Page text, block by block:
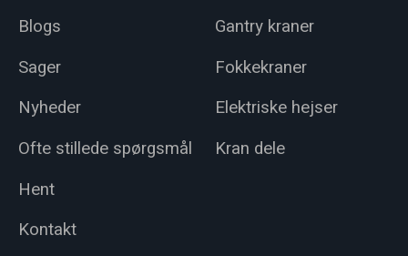
Blogs
Sager
Nyheder
Ofte stillede spørgsmål
Hent
Kontakt
Gantry kraner
Fokkekraner
Elektriske hejser
Kran dele